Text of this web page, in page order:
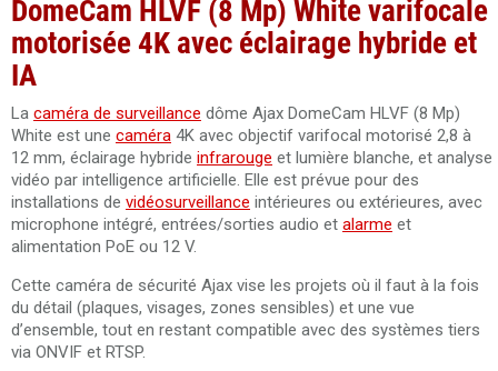
DomeCam HLVF (8 Mp) White varifocale
motorisée 4K avec éclairage hybride et
IA
La caméra de surveillance dôme Ajax DomeCam HLVF (8 Mp)
White est une caméra 4K avec objectif varifocal motorisé 2,8 à
12 mm, éclairage hybride infrarouge et lumière blanche, et analyse
vidéo par intelligence artificielle. Elle est prévue pour des
installations de vidéosurveillance intérieures ou extérieures, avec
microphone intégré, entrées/sorties audio et alarme et
alimentation PoE ou 12 V.
Cette caméra de sécurité Ajax vise les projets où il faut à la fois
du détail (plaques, visages, zones sensibles) et une vue
d’ensemble, tout en restant compatible avec des systèmes tiers
via ONVIF et RTSP.